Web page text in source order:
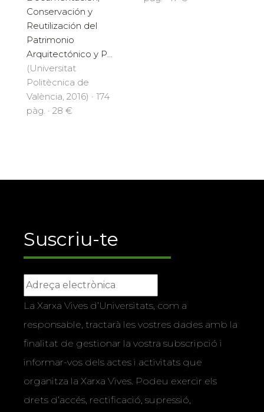
Conservación y
Reutilización del
Patrimonio
Arquitectónico y P...
(Universitat
Politècnica de
València, 2016) · 174
pàg. · 28 €
Suscriu-te
La Xarxa Vives d’Universitats, com a
responsable, tractarà les vostres dades amb la
finalitat de gestionar la vostra subscripció i
informar-vos dels actes i activitats que
organitza la Xarxa Vives. Podeu exercir els
drets d’accés, rectificació, supressió,